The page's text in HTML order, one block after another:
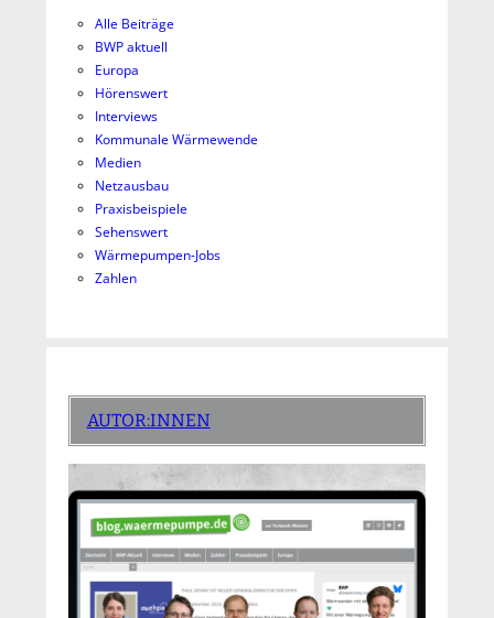
Alle Beiträge
BWP aktuell
Europa
Hörenswert
Interviews
Kommunale Wärmewende
Medien
Netzausbau
Praxisbeispiele
Sehenswert
Wärmepumpen-Jobs
Zahlen
AUTOR:INNEN